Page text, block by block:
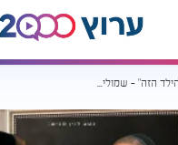
"הילד הזה" - שמוליק סוכות בסינגל ראשון מהאלבום החדש!